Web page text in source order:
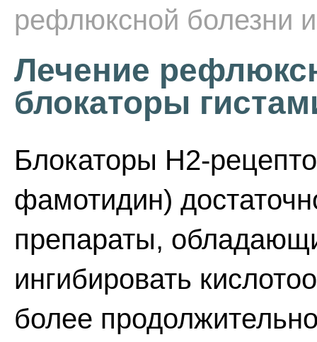
рефлюксной болезни
Лечение
блокаторы
Блокаторы Н2-
фамотидин)
препараты,
ингибировать
более